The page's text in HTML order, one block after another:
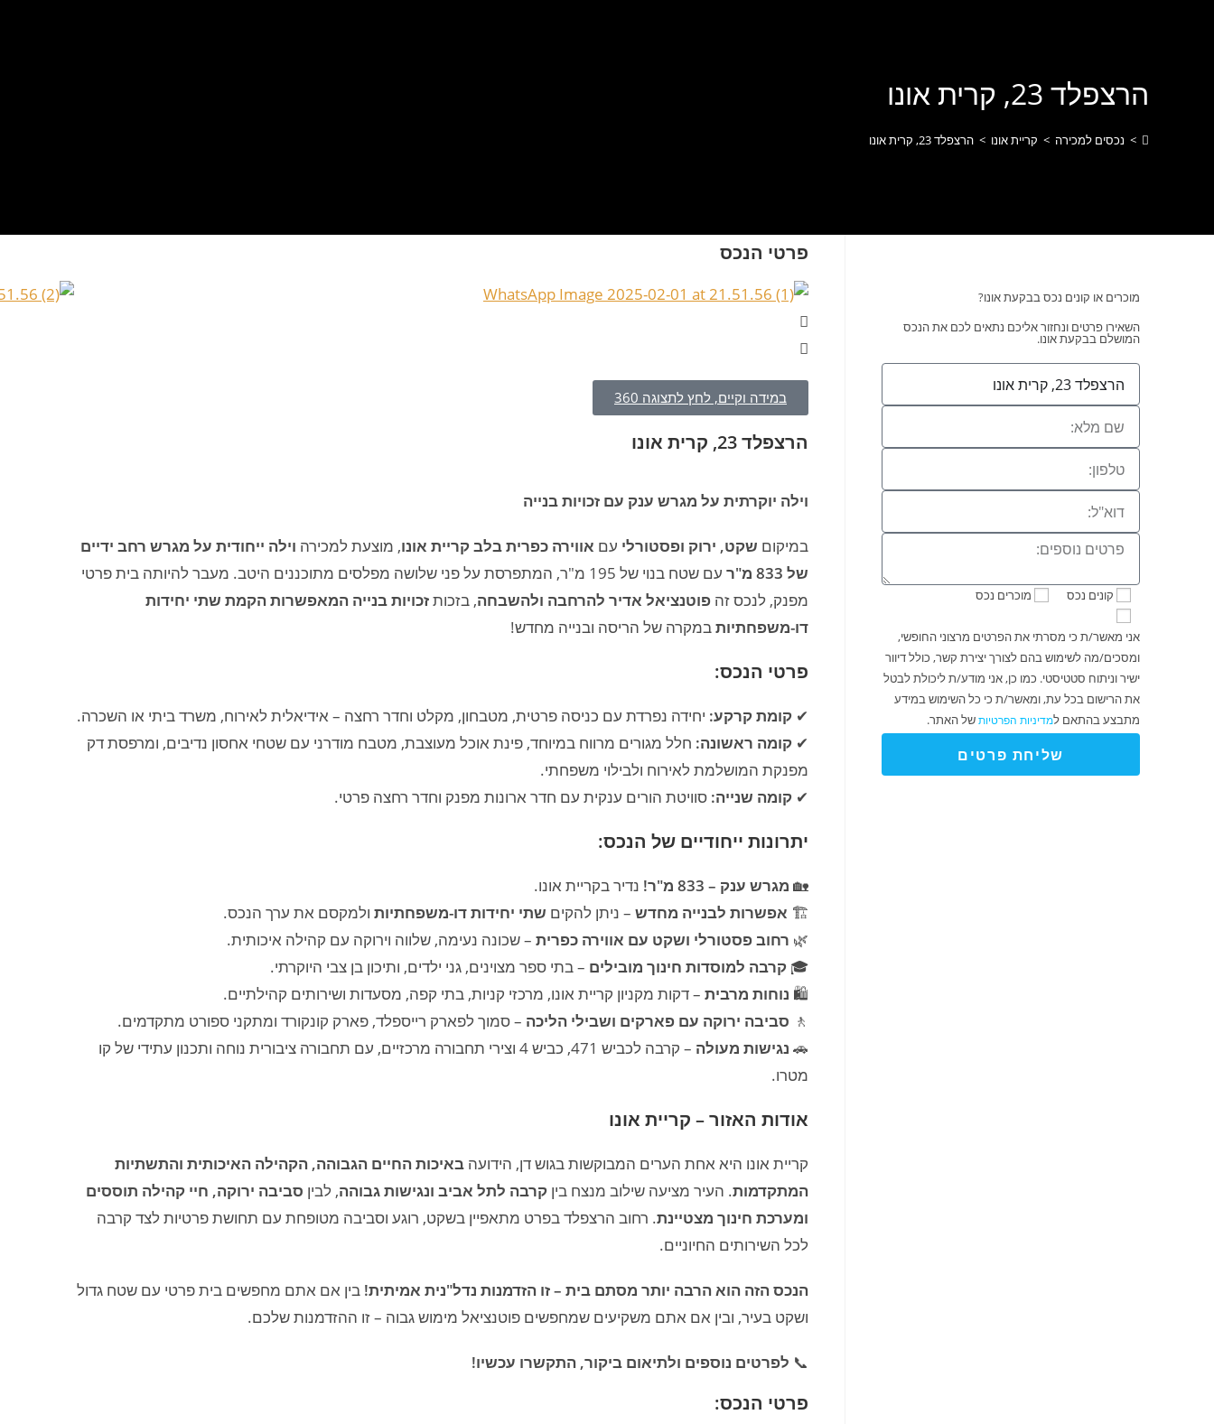
הרצפלד 23, קרית אונו
> נכסים למכירה > קריית אונו > הרצפלד 23, קרית אונו
פרטי הנכס
במידה וקיים, לחץ לתצוגה 360
הרצפלד 23, קרית אונו
וילה יוקרתית על מגרש ענק עם זכויות בנייה
במיקום שקט, ירוק ופסטורלי עם אווירה כפרית בלב קריית אונו, מוצעת למכירה וילה ייחודית על מגרש רחב ידיים
של 833 מ"ר
עם שטח בנוי של 195 מ"ר, המתפרסת על פני שלושה מפלסים מתוכננים היטב. מעבר להיותה בית פרטי
מפנק, לנכס זה פוטנציאל אדיר להרחבה ולהשבחה, בזכותזכויות בנייה המאפשרות הקמת שתי יחידות
דו-משפחתיותבמקרה של הריסה ובנייה מחדש!
פרטי הנכס:
✔ קומת קרקע: יחידה נפרדת עם כניסה פרטית, מטבחון, מקלט וחדר רחצה – אידיאלית לאירוח, משרד ביתי או השכרה.
✔ קומה ראשונה: חלל מגורים מרווח במיוחד, פינת אוכל מעוצבת, מטבח מודרני עם שטחי אחסון נדיבים, ומרפסת דק
מפנקת המושלמת לאירוח ולבילוי משפחתי.
✔ קומה שנייה: סוויטת הורים ענקית עם חדר ארונות מפנק וחדר רחצה פרטי.
יתרונות ייחודיים של הנכס:
🏡 מגרש ענק – 833 מ"ר!
נדיר בקריית אונו.
🏗 אפשרות לבנייה מחדש – ניתן להקים שתי יחידות דו-משפחתיות ולמקסם את ערך הנכס.
🌿 רחוב פסטורלי ושקט עם אווירה כפרית – שכונה נעימה, שלווה וירוקה עם קהילה איכותית.
🎓 קרבה למוסדות חינוך מובילים – בתי ספר מצוינים, גני ילדים, ותיכון בן צבי היוקרתי.
🛍 נוחות מרבית – דקות מקניון קריית אונו, מרכזי קניות, בתי קפה, מסעדות ושירותים קהילתיים.
🚶 סביבה ירוקה עם פארקים ושבילי הליכה – סמוך לפארק רייספלד, פארק קונקורד ומתקני ספורט מתקדמים.
🚗 נגישות מעולה
– קרבה לכביש 471, כביש 4 וצירי תחבורה מרכזיים, עם תחבורה ציבורית נוחה ותכנון עתידי של קו
מטרו.
אודות האזור – קריית אונו
קריית אונו היא אחת הערים המבוקשות בגוש דן, הידועה באיכות החיים הגבוהה, הקהילה האיכותית והתשתיות
המתקדמות. העיר מציעה שילוב מנצח בין קרבה לתל אביב ונגישות גבוהה, לבין סביבה ירוקה, חיי קהילה תוססים
ומערכת חינוך מצטיינת. רחוב הרצפלד בפרט מתאפיין בשקט, רוגע וסביבה מטופחת עם תחושת פרטיות לצד קרבה
לכל השירותים החיוניים.
הנכס הזה הוא הרבה יותר מסתם בית – זו הזדמנות נדל"נית אמיתית! בין אם אתם מחפשים בית פרטי עם שטח גדול
ושקט בעיר, ובין אם אתם משקיעים שמחפשים פוטנציאל מימוש גבוה – זו ההזדמנות שלכם.
📞 לפרטים נוספים ולתיאום ביקור, התקשרו עכשיו!
פרטי הנכס:
מוכרים או קונים נכס בבקעת אונו?
השאירו פרטים ונחזור אליכם נתאים לכם את הנכס
המושלם בבקעת אונו.
קונים נכס מוכרים נכס
אני מאשר/ת כי מסרתי את הפרטים מרצוני החופשי,
ומסכים/מה לשימוש בהם לצורך יצירת קשר, כולל דיוור
ישיר וניתוח סטטיסטי. כמו כן, אני מודע/ת ליכולת לבטל
את הרישום בכל עת, ומאשר/ת כי כל השימוש במידע
מתבצע בהתאם למדיניות הפרטיותשל האתר.
שליחת פרטים